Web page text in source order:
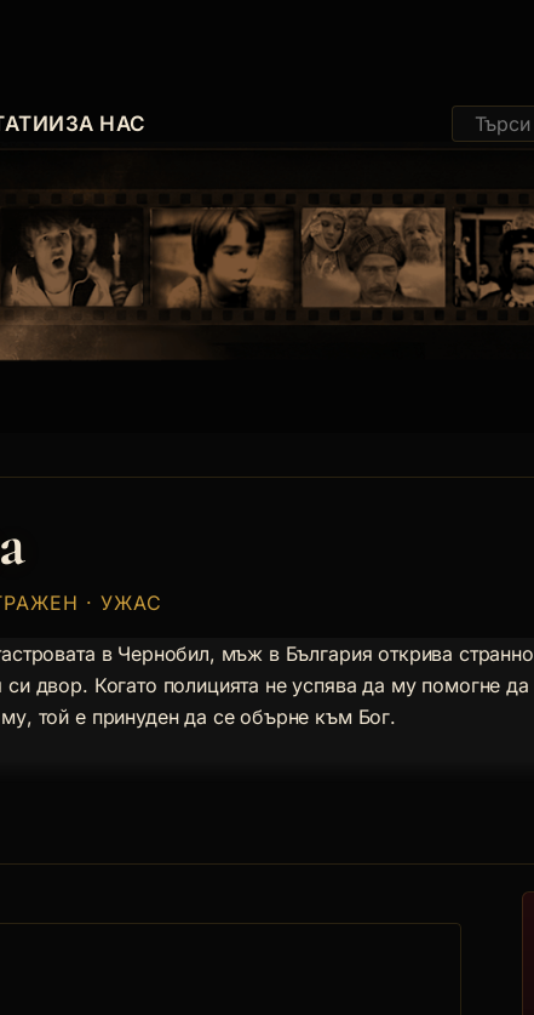
ЗА НАС
· УЖАС
в Чернобил, мъж в България открива странно
двор. Когато полицията не успява да му помогне да
той е принуден да се обърне към Бог.